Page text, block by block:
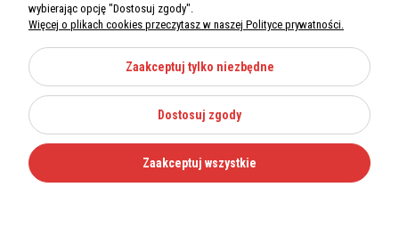
O nas
Informacje
Moje konto
Kategorie
wybierając opcję "Dostosuj zgody".
Więcej o plikach cookies przeczytasz w naszej Polityce prywatności.
Zaakceptuj tylko niezbędne
Dostosuj zgody
Zaakceptuj wszystkie